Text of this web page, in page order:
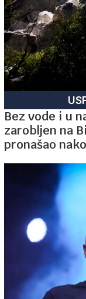
Bez vode i u
zarobljen na
pronašao